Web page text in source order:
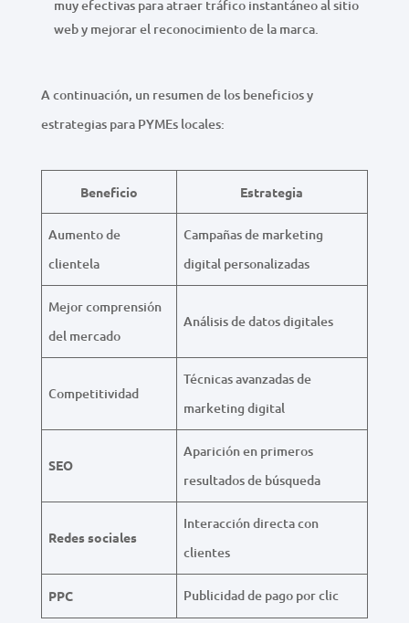
muy efectivas para atraer tráfico instantáneo al sitio
web y mejorar el reconocimiento de la marca.
A continuación, un resumen de los beneficios y
estrategias para PYMEs locales:
Beneficio Estrategia
Aumento de
clientela
Campañas de marketing
digital personalizadas
Mejor comprensión
del mercado
Análisis de datos digitales
Competitividad
Técnicas avanzadas de
marketing digital
SEO
Aparición en primeros
resultados de búsqueda
Redes sociales
Interacción directa con
clientes
PPC Publicidad de pago por clic